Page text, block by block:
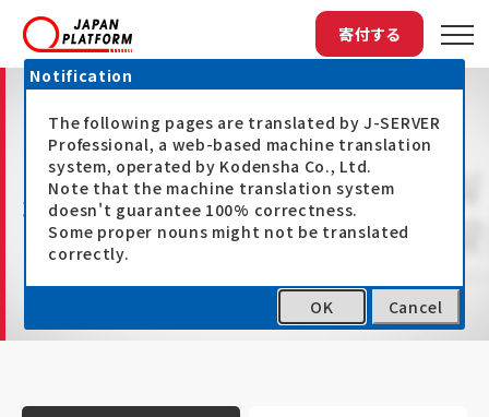
寄付する
最新情報
Notification
The following pages are translated by J-SERVER
Professional, a web-based machine translation
system, operated by Kodensha Co., Ltd.
Note that the machine translation system
doesn't guarantee 100% correctness.
Some proper nouns might not be translated
correctly.
OK Cancel